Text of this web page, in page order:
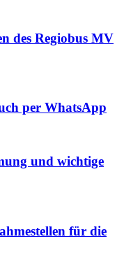
des Regiobus MV
per WhatsApp
und wichtige
für die